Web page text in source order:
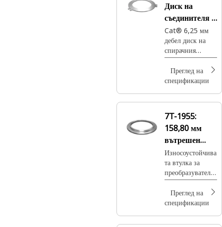
Диск на
съединителя с
диаметър
327,5 мм
Cat® 6,25 мм
дебел диск на
спирачния
съединител на
трансмисията в
спирачната
Преглед на
спецификации
7T-1955:
158,80 мм
вътрешен
диаметър
износване
ръкав
Износоустойчива
та втулка за
преобразувател
на въртящ
момент Cat®
намалява
износването,
Преглед на
спецификации